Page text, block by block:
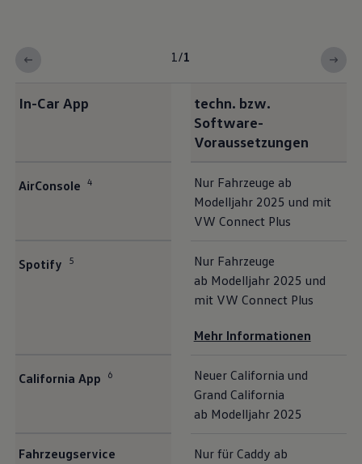
1/1
In-Car App
techn. bzw.
Software-
Voraussetzungen
AirConsole 4
Nur Fahrzeuge ab
Modelljahr 2025 und mit
VW Connect Plus
Spotify 5
Nur Fahrzeuge
ab Modelljahr 2025 und
mit VW Connect Plus
Mehr Informationen
California App 6 Neuer California und
Grand California
ab Modelljahr 2025
Fahrzeugservice Nur für Caddy ab